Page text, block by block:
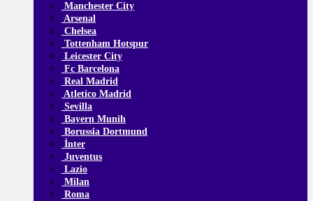
Manchester City
Arsenal
Chelsea
Tottenham Hotspur
Leicester City
Fc Barcelona
Real Madrid
Atletico Madrid
Sevilla
Bayern Munih
Borussia Dortmund
İnter
Juventus
Lazio
Milan
Roma